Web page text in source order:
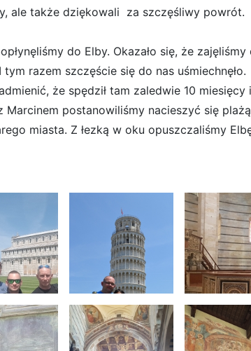
ale także dziękowali za szczęśliwy powrót.
do Elby. Okazało się, że
tym razem szczęście się do nas
że spędził tam zaledwie 10
Marcinem postanowiliśmy nacieszyć się
miasta. Z łezką w oku opuszczaliśmy